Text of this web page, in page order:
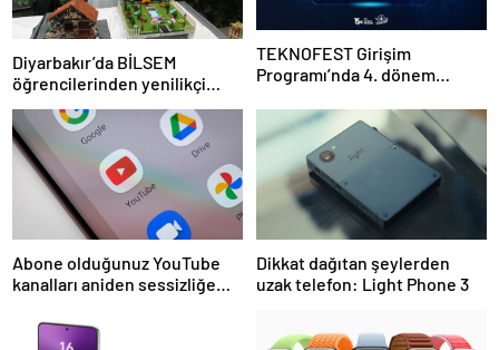
Diyarbakır’da BİLSEM
öğrencilerinden yenilikçi
projeler
TEKNOFEST Girişim
Programı’nda 4. dönem
Abone olduğunuz YouTube
kanalları aniden sessizliğe
Dikkat dağıtan şeylerden
uzak telefon: Light Phone 3